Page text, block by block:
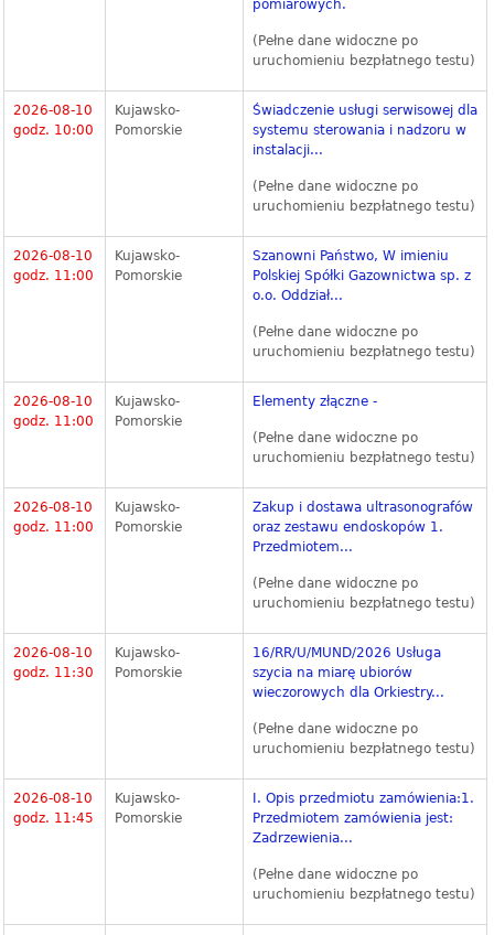
pomiarowych.
(Pełne dane widoczne po
uruchomieniu bezpłatnego testu)
2026-08-10
godz. 10:00
Kujawsko-
Pomorskie
Świadczenie usługi serwisowej dla
systemu sterowania i nadzoru w
instalacji...
(Pełne dane widoczne po
uruchomieniu bezpłatnego testu)
2026-08-10
godz. 11:00
Kujawsko-
Pomorskie
Szanowni Państwo, W imieniu
Polskiej Spółki Gazownictwa sp. z
o.o. Oddział...
(Pełne dane widoczne po
uruchomieniu bezpłatnego testu)
2026-08-10
godz. 11:00
Kujawsko-
Pomorskie
Elementy złączne -
(Pełne dane widoczne po
uruchomieniu bezpłatnego testu)
2026-08-10
godz. 11:00
Kujawsko-
Pomorskie
Zakup i dostawa ultrasonografów
oraz zestawu endoskopów 1.
Przedmiotem...
(Pełne dane widoczne po
uruchomieniu bezpłatnego testu)
2026-08-10
godz. 11:30
Kujawsko-
Pomorskie
16/RR/U/MUND/2026 Usługa
szycia na miarę ubiorów
wieczorowych dla Orkiestry...
(Pełne dane widoczne po
uruchomieniu bezpłatnego testu)
2026-08-10
godz. 11:45
Kujawsko-
Pomorskie
I. Opis przedmiotu zamówienia:1.
Przedmiotem zamówienia jest:
Zadrzewienia...
(Pełne dane widoczne po
uruchomieniu bezpłatnego testu)